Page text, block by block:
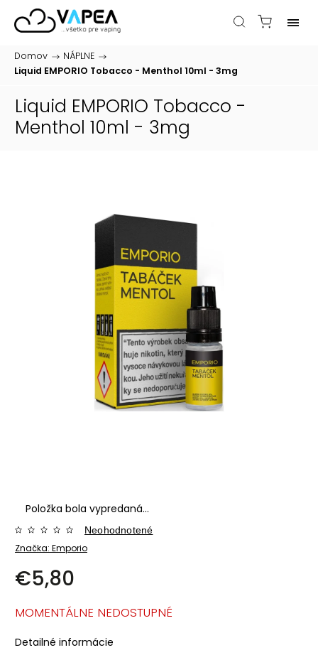
Domov / NÁPLNE /
Liquid EMPORIO Tobacco - Menthol 10ml - 3mg
Liquid EMPORIO Tobacco -
Menthol 10ml - 3mg
Položka bola vypredaná…
Značka: Emporio
Neohodnotené
€5,80
MOMENTÁLNE NEDOSTUPNÉ
Detailné informácie